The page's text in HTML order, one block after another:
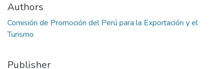
Authors
Comisión de Promoción del Perú para la Exportación y el
Turismo
Publisher